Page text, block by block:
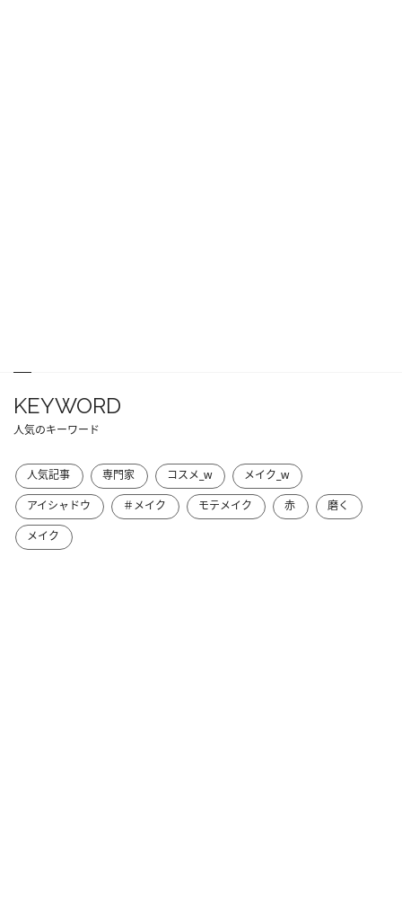
KEYWORD
人気のキーワード
人気記事 専門家 コスメ_w
メイク_w
アイシャドウ
＃メイク モテメイク 赤
磨く
メイク